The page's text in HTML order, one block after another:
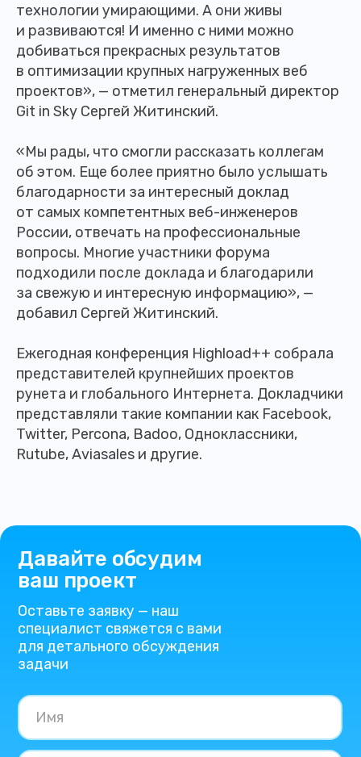
технологии умирающими. А они живы
и развиваются! И именно с ними можно
добиваться прекрасных результатов
в оптимизации крупных нагруженных веб
проектов», — отметил генеральный директор
Git in Sky Сергей Житинский.
«Мы рады, что смогли рассказать коллегам
об этом. Еще более приятно было услышать
благодарности за интересный доклад
от самых компетентных веб-инженеров
России, отвечать на профессиональные
вопросы. Многие участники форума
подходили после доклада и благодарили
за свежую и интересную информацию», —
добавил Сергей Житинский.
Ежегодная конференция Highload++ собрала
представителей крупнейших проектов
рунета и глобального Интернета. Докладчики
представляли такие компании как Facebook,
Twitter, Percona, Badoo, Одноклассники,
Rutube, Аviasales и другие.
Давайте обсудим
ваш проект
Оставьте заявку — наш
специалист свяжется с вами
для детального обсуждения
задачи